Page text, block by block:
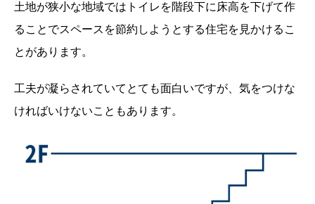
土地が狭小な地域ではトイレを階段下に床高を下げて作
ることでスペースを節約しようとする住宅を見かけるこ
とがあります。
工夫が凝らされていてとても面白いですが、気をつけな
ければいけないこともあります。